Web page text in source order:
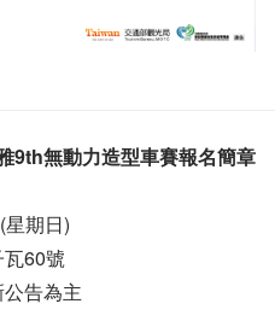
9th無動力造型車賽報名簡章
期日)
60號
告為主